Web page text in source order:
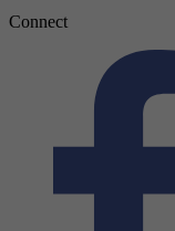
Connect